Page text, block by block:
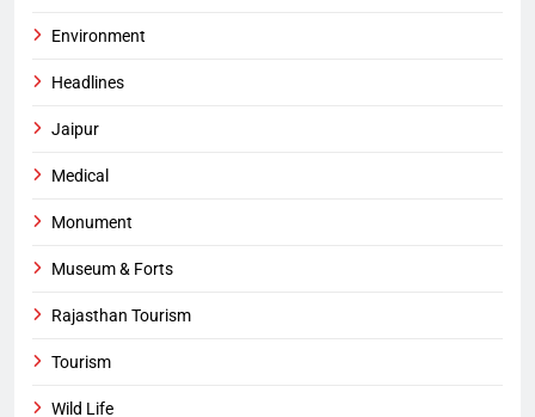
Environment
Headlines
Jaipur
Medical
Monument
Museum & Forts
Rajasthan Tourism
Tourism
Wild Life